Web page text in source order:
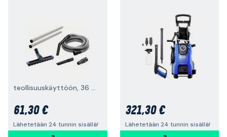
teollisuuskäyttöön, 36 mm, 5 kpl
61,30 €
Lähetetään 24 tunnin sisällä!
321,30 €
Lähetetään 24 tunnin sisällä!